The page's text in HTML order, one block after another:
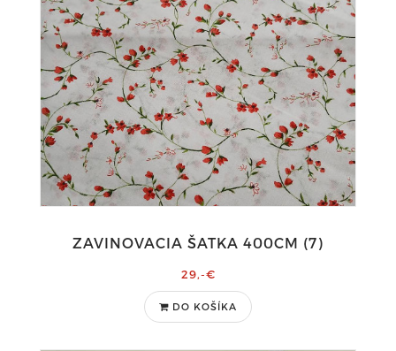
ZAVINOVACIA ŠATKA 400CM (7)
29,-€
DO KOŠÍKA